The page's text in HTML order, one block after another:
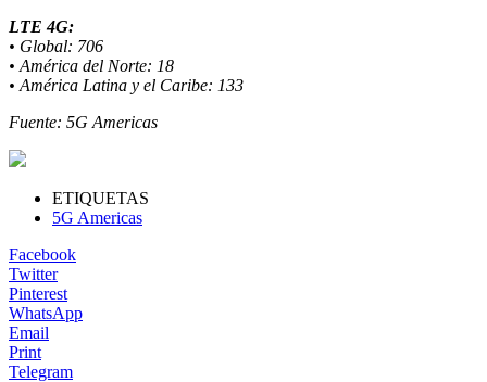
LTE 4G:
• Global: 706
• América del Norte: 18
• América Latina y el Caribe: 133
Fuente: 5G Americas
ETIQUETAS
5G Americas
Facebook
Twitter
Pinterest
WhatsApp
Email
Print
Telegram